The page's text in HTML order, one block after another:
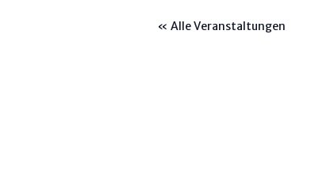
« Alle Veranstaltungen